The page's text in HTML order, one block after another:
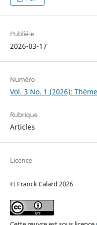
Publié-e
2026-03-17
Numéro
Vol. 3 No. 1 (2026):
Rubrique
Articles
Licence
© Franck Calard 2026